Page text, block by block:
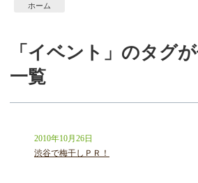
ホーム
「イベント」のタグ
一覧
2010年10月26日
渋谷で梅干しＰＲ！